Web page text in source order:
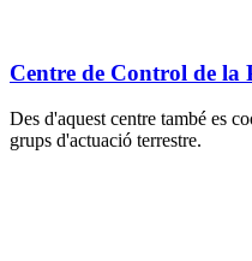
Centre de Control de la
Des d'aquest centre també es
grups d'actuació terrestre.